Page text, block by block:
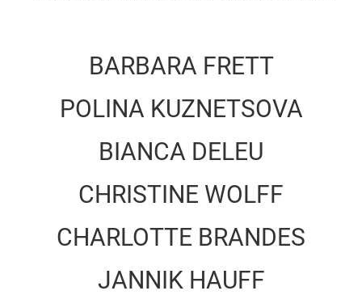
BARBARA FRETT
POLINA KUZNETSOVA
BIANCA DELEU
CHRISTINE WOLFF
CHARLOTTE BRANDES
JANNIK HAUFF